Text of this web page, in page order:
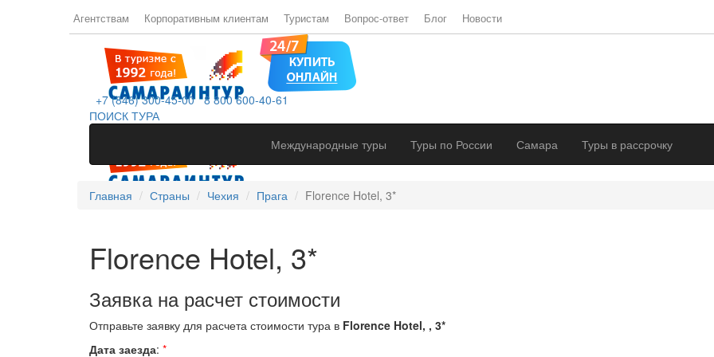
Агентствам Корпоративным клиентам Туристам Вопрос-ответ Блог Новости
+7 (846) 300-45-00 8 800 600-40-61
ПОИСК ТУРА
Международные туры
Туры по России Самара Туры в рассрочку
Главная Страны Чехия Прага Florence Hotel, 3*
Florence Hotel, 3*
Заявка на расчет стоимости
Отправьте заявку для расчета стоимости тура в Florence Hotel, , 3*
Дата заезда: *